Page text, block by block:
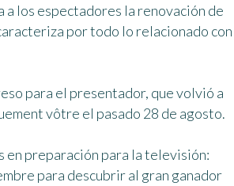
a los espectadores la renovación de
por todo lo relacionado con
para el presentador, que volvió a
vôtre el pasado 28 de agosto.
preparación para la televisión:
para descubrir al gran ganador